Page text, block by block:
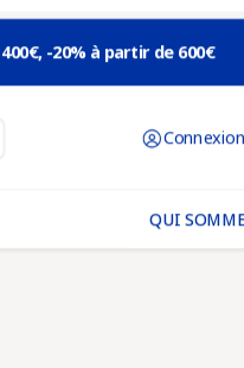
-20% à partir de 600€
Connexion
QUI